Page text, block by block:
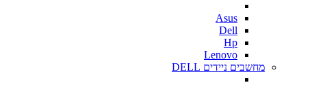
Asus
Dell
Hp
Lenovo
מחשבים ניידים DELL